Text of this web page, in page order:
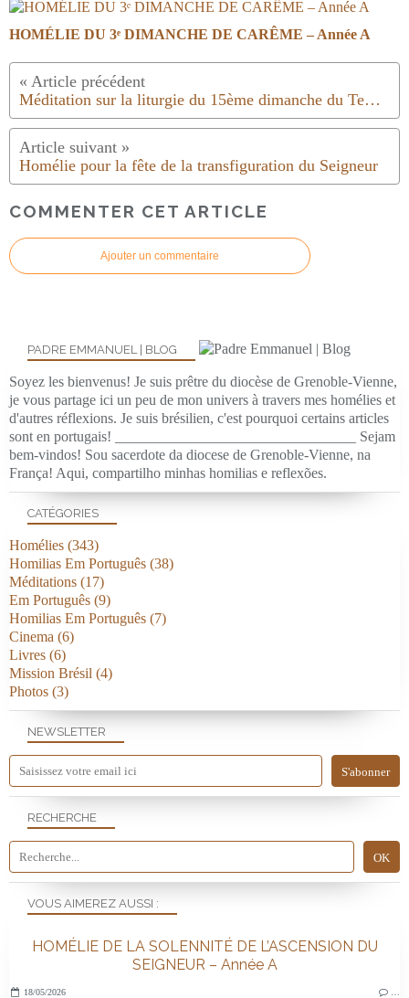
HOMÉLIE DU 3ᵉ DIMANCHE DE CARÊME – Année A
Méditation sur la liturgie du 15ème dimanche du Temps Ordinaire
Homélie pour la fête de la transfiguration du Seigneur
COMMENTER CET ARTICLE
Ajouter un commentaire
NEWSLETTER
RECHERCHE
PADRE EMMANUEL | BLOG
Soyez les bienvenus! Je suis prêtre du diocèse de Grenoble-Vienne,
je vous partage ici un peu de mon univers à travers mes homélies et
d'autres réflexions. Je suis brésilien, c'est pourquoi certains articles
sont en portugais! _________________________________ Sejam
bem-vindos! Sou sacerdote da diocese de Grenoble-Vienne, na
França! Aqui, compartilho minhas homilias e reflexões.
VOUS AIMEREZ AUSSI :
HOMÉLIE DE LA SOLENNITÉ DE L’ASCENSION DU
SEIGNEUR – Année A
18/05/2026
CATÉGORIES
Homélies (343)
Homilias Em Português (38)
Méditations (17)
Em Português (9)
Homilias Em Português (7)
Cinema (6)
Livres (6)
Mission Brésil (4)
Photos (3)